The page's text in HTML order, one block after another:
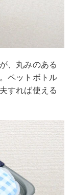
、丸みのある
ペットボトル
すれば使える